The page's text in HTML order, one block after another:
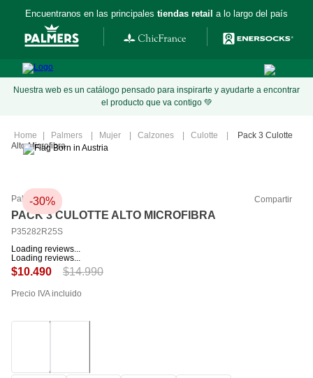
Encuentranos en las principales tiendas retail a lo largo del país
Nuestra web es un catálogo pensado para inspirarte y ayudarte a encontrar
el producto que va contigo 💚
Palmers Mujer Calzones Culotte
Pack 3 Culotte
Alto Microfibra
-30%
Palmers Compartir
PACK 3 CULOTTE ALTO MICROFIBRA
P35282R25S
Loading reviews...
Loading reviews...
$10.490 $14.990
Precio IVA incluido